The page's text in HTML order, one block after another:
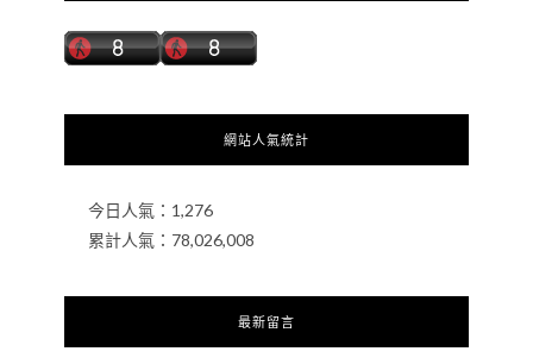
網站人氣統計
今日人氣： 1,276
累計人氣： 78,026,008
最新留言